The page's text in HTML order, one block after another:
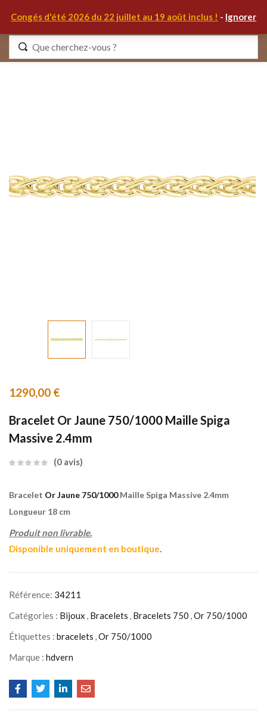
Congés d'été 2026 du 22 juillet au 19 août inclus ! - Ignorer
1290,00 €
Bracelet Or Jaune 750/1000 Maille Spiga
Massive 2.4mm
0 avis
Bracelet Or Jaune 750/1000Maille Spiga Massive 2.4mm
Longueur 18 cm
Produit non livrable.
Disponible uniquement en boutique.
Référence: 34211
Catégories : Bijoux , Bracelets , Bracelets 750 ,Or 750/1000
Étiquettes : bracelets ,Or 750/1000
Marque : hdvern
Identifiez-vous
S'IDENTIFIER